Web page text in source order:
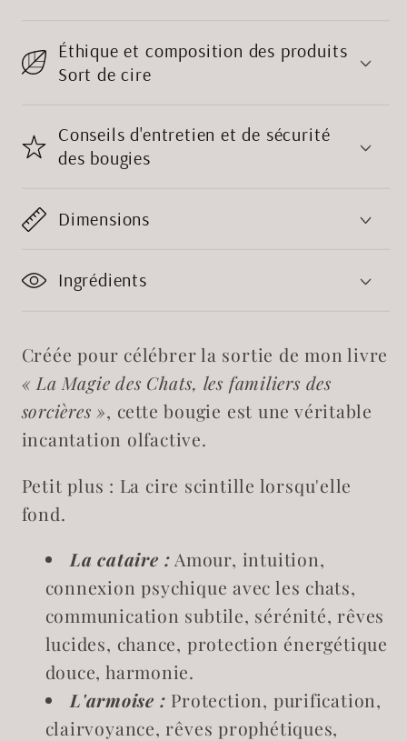
magie
des
chats,
familiers
des
des
chats,
familiers
des
Éthique et composition des produits
Sort de cire
Conseils d'entretien et de sécurité
des bougies
Dimensions
Ingrédients
Créée pour célébrer la sortie de mon livre
« La Magie des Chats, les familiers des
sorcières », cette bougie est une véritable
incantation olfactive.
Petit plus : La cire scintille lorsqu'elle
fond.
La cataire : Amour, intuition,
connexion psychique avec les chats,
communication subtile, sérénité, rêves
lucides, chance, protection énergétique
douce, harmonie.
L'armoise : Protection, purification,
clairvoyance, rêves prophétiques,